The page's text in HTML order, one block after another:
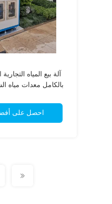
آلة بيع المياه التجارية
بالكامل معدات مياه
احصل على